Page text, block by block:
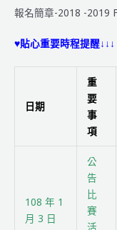
表
報名簡章-2018 -2019
♥貼心重要時程提醒↓↓↓
日期
重
要
事
項
108 年 1
月 3 日
公
告
比
賽
活